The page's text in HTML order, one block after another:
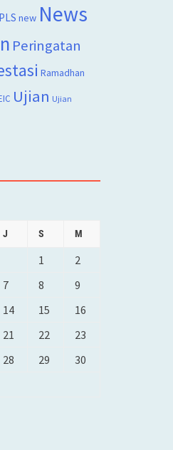
new News
Peringatan
Ramadhan
Ujian Ujian
J S M
1
2
7 8
9
14 15
16
21 22
23
28 29
30